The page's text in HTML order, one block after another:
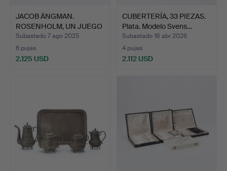
JACOB ÄNGMAN.
ROSENHOLM, UN JUEGO
DE CUBIE…
Subastado 7 ago 2025
6 pujas
2.125 USD
CUBERTERÍA, 33 PIEZAS.
Plata. Modelo Svens…
Subastado 18 abr 2026
4 pujas
2.112 USD